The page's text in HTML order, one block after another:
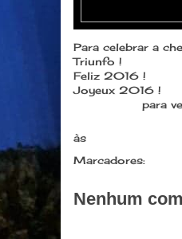
Para celebrar a
Triunfo !
Feliz 2016 !
Joyeux 2016 !
para
às
Marcadores:
Nenhum